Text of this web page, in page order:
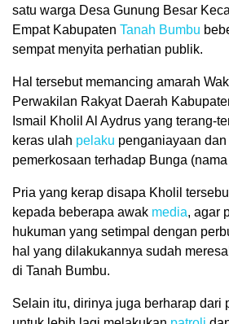
satu warga Desa Gunung Besar
Empat Kabupaten Tanah Bumbu
sempat menyita perhatian publik.
Hal tersebut memancing amarah
Perwakilan Rakyat Daerah
Ismail Kholil Al Aydrus yang terang-
keras ulah pelaku penganiayaan
pemerkosaan terhadap Bunga
Pria yang kerap disapa Kholil
kepada beberapa awak media, agar
hukuman yang setimpal dengan
hal yang dilakukannya sudah
di Tanah Bumbu.
Selain itu, dirinya juga berharap dari